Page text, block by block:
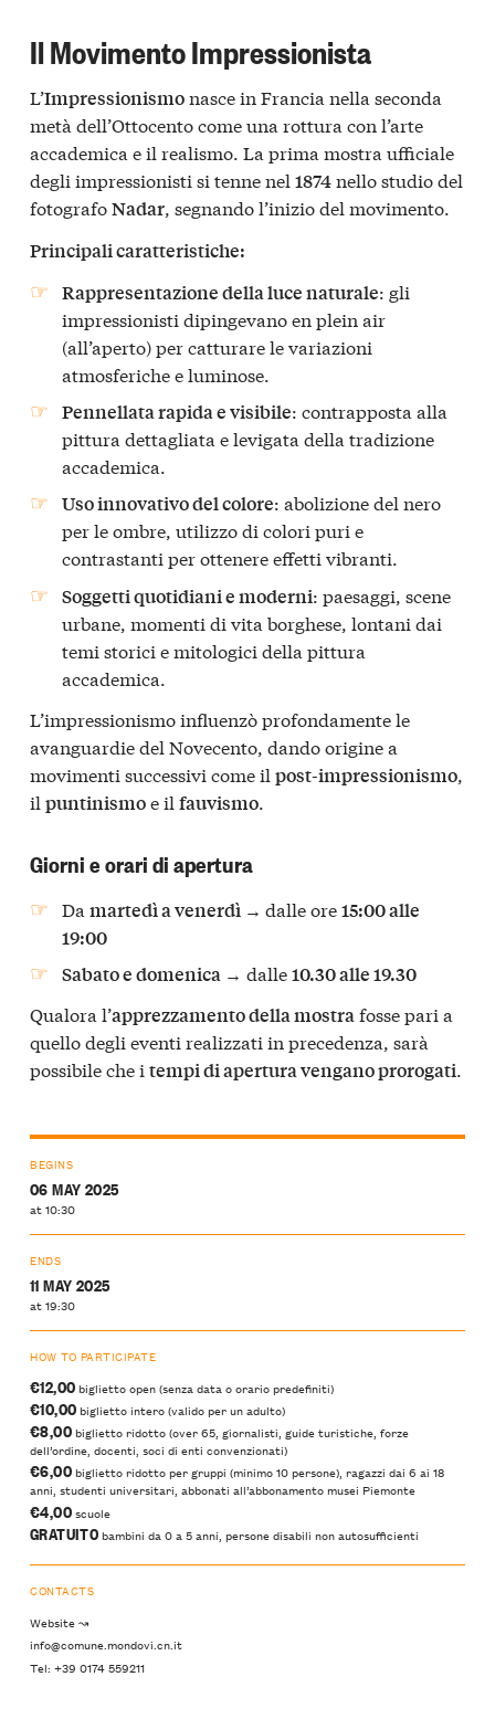
Il Movimento Impressionista
L’Impressionismonasce in Francia nella seconda
metà dell’Ottocento come una rottura con l’arte
accademica e il realismo. La prima mostra ufficiale
degli impressionisti si tenne nel 1874nello studio del
fotografoNadar, segnando l’inizio del movimento.
Principali caratteristiche:
Rappresentazione della luce naturale: gli
impressionisti dipingevano en plein air
(all’aperto) per catturare le variazioni
atmosferiche e luminose.
Pennellata rapida e visibile: contrapposta alla
pittura dettagliata e levigata della tradizione
accademica.
Uso innovativo del colore: abolizione del nero
per le ombre, utilizzo di colori puri e
contrastanti per ottenere effetti vibranti.
Soggetti quotidiani e moderni: paesaggi, scene
urbane, momenti di vita borghese, lontani dai
temi storici e mitologici della pittura
accademica.
L’impressionismo influenzò profondamente le
avanguardie del Novecento, dando origine a
movimenti successivi come il post-impressionismo,
il puntinismoe il fauvismo.
Giorni e orari di apertura
Damartedì a venerdì →dalle ore15:00 alle
19:00
Sabato e domenica → dalle10.30 alle 19.30
Qualora l’apprezzamento della mostrafosse pari a
quello degli eventi realizzati in precedenza, sarà
possibile che i tempi di apertura vengano prorogati.
BEGINS
06 MAY 2025
at 10:30
ENDS
11 MAY 2025
at 19:30
HOW TO PARTICIPATE
€12,00biglietto open (senza data o orario predefiniti)
€10,00biglietto intero (valido per un adulto)
€8,00biglietto ridotto (over 65, giornalisti, guide turistiche, forze
dell’ordine, docenti, soci di enti convenzionati)
€6,00biglietto ridotto per gruppi (minimo 10 persone), ragazzi dai 6 ai 18
anni, studenti universitari, abbonati all’abbonamento musei Piemonte
€4,00scuole
GRATUITObambini da 0 a 5 anni, persone disabili non autosufficienti
CONTACTS
Website ↝
info@comune.mondovi.cn.it
Tel: +39 0174 559211